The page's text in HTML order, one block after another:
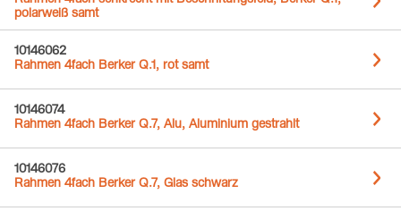
polarweiß samt
10146062
Rahmen 4fach Berker Q.1, rot samt
10146074
Rahmen 4fach Berker Q.7, Alu, Aluminium gestrahlt
10146076
Rahmen 4fach Berker Q.7, Glas schwarz